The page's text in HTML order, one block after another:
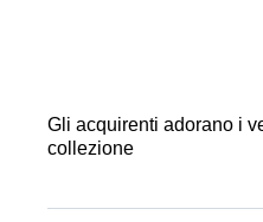
Gli acquirenti adorano i
collezione